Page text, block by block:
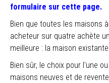
formulaire sur cette page.
Bien que toutes les maisons
acheteur sur quatre achète
meilleure : la maison
Bien sûr, le choix pour l'une
maisons neuves et de